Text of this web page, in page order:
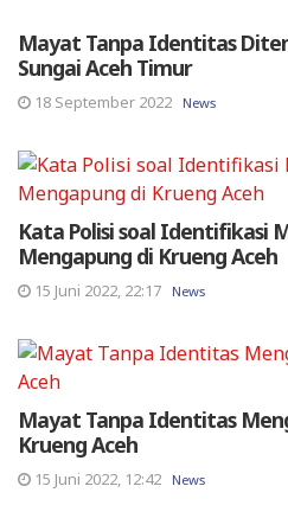
Mayat Tanpa Identitas
Sungai Aceh Timur
18 September 2022 News
Kata Polisi soal Identifikasi
Mengapung di Krueng Aceh
15 Juni 2022, 22:17 News
Mayat Tanpa Identitas
Krueng Aceh
15 Juni 2022, 12:42 News